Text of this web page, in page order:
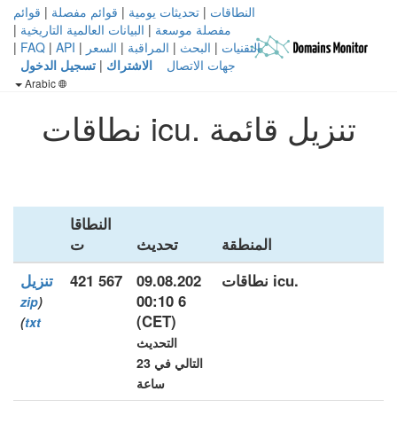
النطاقات | تحديثات يومية | قوائم مفصلة | قوائم
مفصلة موسعة | البيانات العالمية التاريخية |
التقنيات | البحث | المراقبة | السعر |
FAQ | API
|
جهات الاتصال
الاشتراك | تسجيل الدخول
تنزيل قائمة .icu نطاقات
المنطقة تحديث
النطاقا
ت
.icu نطاقات
09.08.202
6 00:10
(CET)
التحديث
التالي في 23
ساعة
567 421 تنزيل
(
zip
txt
)